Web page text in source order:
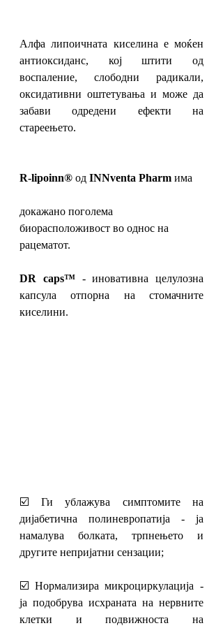
Алфа липоичната киселина е моќен
антиоксиданс, кој штити од
воспаление, слободни радикали,
оксидативни оштетувања и може да
забави одредени ефекти на
стареењето.
R-lipoinn® од INNventa Pharm има
докажано поголема
биорасположивост во однос на
рацематот.
DR caps™ - иновативна целулозна
капсула отпорна на стомачните
киселини.
☑️ Ги ублажува симптомите на
дијабетична полиневропатија - ја
намалува болката, трпнењето и
другите непријатни сензации;
☑️ Нормализира микроциркулација -
ја подобрува исхраната на нервните
клетки и подвижноста на